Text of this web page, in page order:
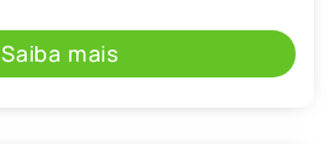
Saiba mais